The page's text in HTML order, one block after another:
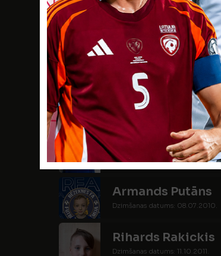
Artis Madžuls
Dzimšanas datums: 22.12.2010.
Deivids Matisāns
Dzimšanas datums: 24.11.2010.
Mārtiņš Platnieks
Dzimšanas datums: 16.02.2010.
Raivo Poikāns
Dzimšanas datums: 03.05.2011.
Armands Putāns
Dzimšanas datums: 08.07.2010.
Rihards Rakickis
Dzimšanas datums: 11.10.2011.